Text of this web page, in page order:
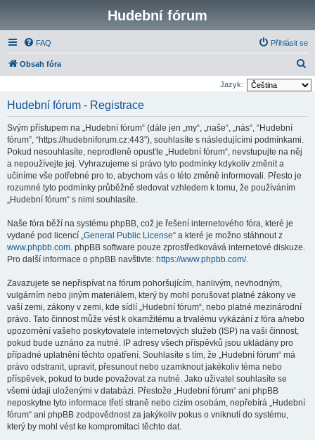
Hudební fórum
FAQ Přihlásit se
Obsah fóra
l
Jazyk:
Hudební fórum - Registrace
Svým přístupem na „Hudební fórum“ (dále jen „my“, „naše“, „nás“, “Hudební
fórum”, “https://hudebniforum.cz:443”), souhlasíte s následujícími podmínkami.
Pokud nesouhlasíte, neprodleně opusťte „Hudební fórum“, nevstupujte na něj
a nepoužívejte jej. Vyhrazujeme si právo tyto podmínky kdykoliv změnit a
učiníme vše potřebné pro to, abychom vás o této změně informovali. Přesto je
rozumné tyto podmínky průběžně sledovat vzhledem k tomu, že používáním
„Hudební fórum“ s nimi souhlasíte.
Naše fóra běží na systému phpBB, což je řešení internetového fóra, které je
vydané pod licencí „General Public License“ a které je možno stáhnout z
www.phpbb.com. phpBB software pouze zprostředkovává internetové diskuze.
Pro další informace o phpBB navštivte: https://www.phpbb.com/.
Zavazujete se nepřispívat na fórum pohoršujícím, hanlivým, nevhodným,
vulgárním nebo jiným materiálem, který by mohl porušovat platné zákony ve
vaší zemi, zákony v zemi, kde sídlí „Hudební fórum“, nebo platné mezinárodní
právo. Tato činnost může vést k okamžitému a trvalému vykázání z fóra a/nebo
upozornění vašeho poskytovatele internetových služeb (ISP) na vaši činnost,
pokud bude uznáno za nutné. IP adresy všech příspěvků jsou ukládány pro
případné uplatnění těchto opatření. Souhlasíte s tím, že „Hudební fórum“ má
právo odstranit, upravit, přesunout nebo uzamknout jakékoliv téma nebo
příspěvek, pokud to bude považovat za nutné. Jako uživatel souhlasíte se
všemi údaji uloženými v databázi. Přestože „Hudební fórum“ ani phpBB
neposkytne tyto informace třetí straně nebo cizím osobám, nepřebírá „Hudební
fórum“ ani phpBB zodpovědnost za jakýkoliv pokus o vniknutí do systému,
který by mohl vést ke kompromitaci těchto dat.